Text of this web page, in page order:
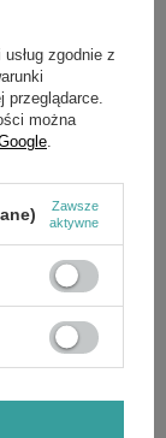
zgodnie z
przeglądarce.
można
Zawsze
aktywne